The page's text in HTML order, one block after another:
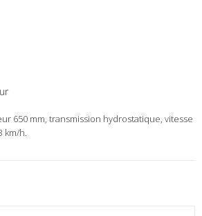
650 mm, transmission hydrostatique, vitesse
km/h.